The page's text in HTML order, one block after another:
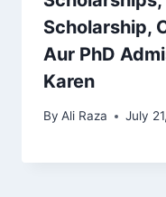
Scholarship,
Aur PhD
Karen
By Ali Raza July